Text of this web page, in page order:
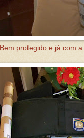
Bem protegido e já com